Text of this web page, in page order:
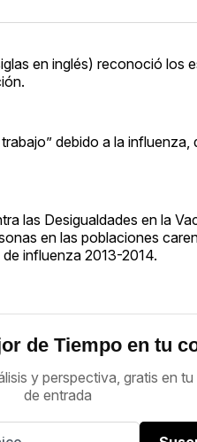
en inglés) reconoció los
debido a la
las Desigualdades en la
en las poblaciones
influenza 2013-2014.
de Tiempo en tu
y perspectiva, gratis en tu
de entrada